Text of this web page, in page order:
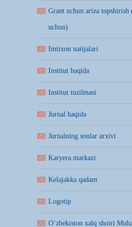
Grant uchun ariza topshirish
uchun)
Imtixon natijalari
Institut haqida
Institut tuzilmasi
Jurnal haqida
Jurnalning sonlar arxivi
Karyera markazi
Kelajakka qadam
Logotip
O’zbekiston xalq shoiri